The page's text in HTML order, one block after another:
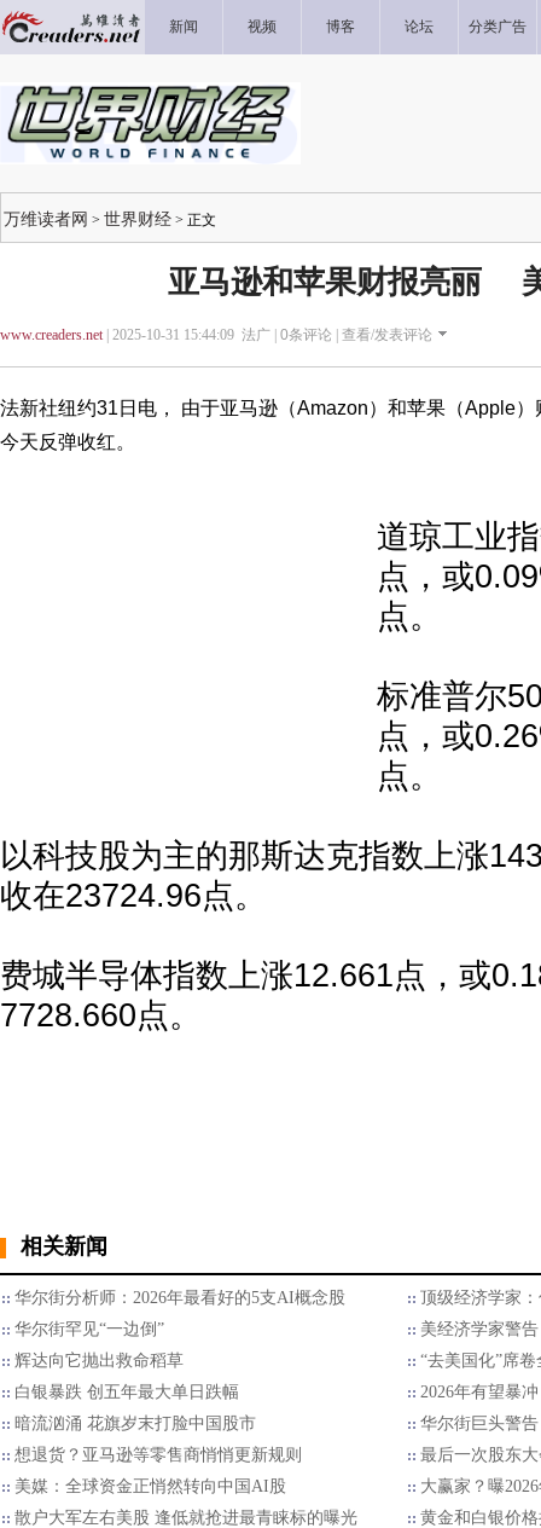
新闻 视频 博客 论坛 分类广告
万维读者网 > 世界财经 > 正文
亚马逊和苹果财报亮丽
www.creaders.net| 2025-10-31 15:44:09 法广 | 0条评论 | 查看/发表评论
法新社纽约31日电， 由于亚马逊（Amazon）和苹果（Apple
今天反弹收红。
道琼工业
点，或
点。
标准普尔
点，或
点。
以科技股为主的那斯达克指数上涨
收在23724.96点。
费城半导体指数上涨12.661点，或
7728.660点。
相关新闻
华尔街分析师：2026年最看好的5支AI概念股
顶级经济学家
华尔街罕见“一边倒”
美经济学家警
辉达向它抛出救命稻草
“去美国化”席
白银暴跌 创五年最大单日跌幅
2026年有望暴
暗流汹涌 花旗岁末打脸中国股市
华尔街巨头警告
想退货？亚马逊等零售商悄悄更新规则
最后一次股东
美媒：全球资金正悄然转向中国AI股
大赢家？曝
散户大军左右美股 逢低就抢进最青睐标的曝光
黄金和白银价